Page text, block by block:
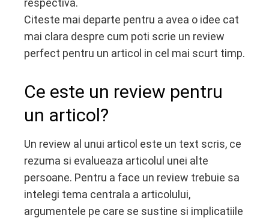
respectiva.
Citeste mai departe pentru a avea o idee cat
mai clara despre cum poti scrie un review
perfect pentru un articol in cel mai scurt timp.
Ce este un review pentru
un articol?
Un review al unui articol este un text scris, ce
rezuma si evalueaza articolul unei alte
persoane. Pentru a face un review trebuie sa
intelegi tema centrala a articolului,
argumentele pe care se sustine si implicatiile